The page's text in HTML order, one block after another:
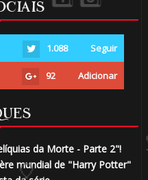
1.088 Seguir
92 Adicionar
da Morte - Parte 2"!
mundial de "Harry Potter"